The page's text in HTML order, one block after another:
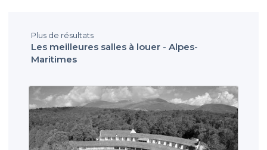
Plus de résultats
Les meilleures salles à louer - Alpes-
Maritimes